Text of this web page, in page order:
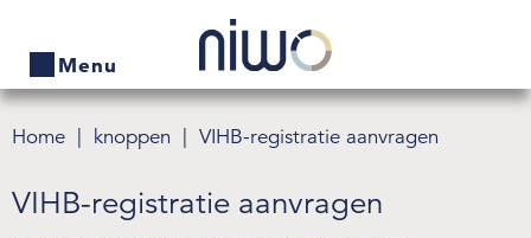
Menu
Home
Producten
Home knoppen VIHB-registratie aanvragen
VIHB-registratie aanvragen